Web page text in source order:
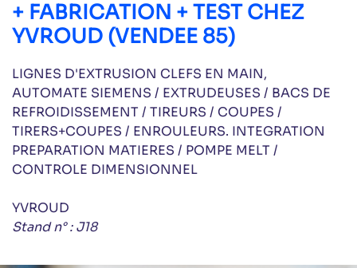
+ FABRICATION + TEST CHEZ
YVROUD (VENDEE 85)
LIGNES D'EXTRUSION CLEFS EN MAIN,
AUTOMATE SIEMENS / EXTRUDEUSES / BACS DE
REFROIDISSEMENT / TIREURS / COUPES /
TIRERS+COUPES / ENROULEURS. INTEGRATION
PREPARATION MATIERES / POMPE MELT /
CONTROLE DIMENSIONNEL
YVROUD
Stand n° : J18